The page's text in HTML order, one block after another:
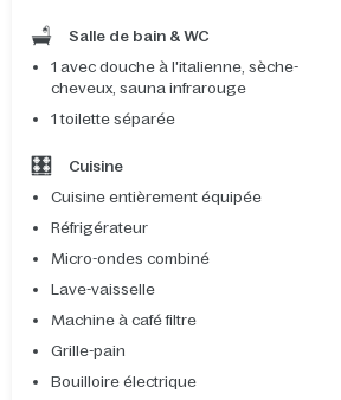
Salle de bain & WC
1 avec douche à l'italienne, sèche-
cheveux, sauna infrarouge
1 toilette séparée
Cuisine
Cuisine entièrement équipée
Réfrigérateur
Micro-ondes combiné
Lave-vaisselle
Machine à café filtre
Grille-pain
Bouilloire électrique